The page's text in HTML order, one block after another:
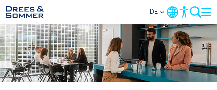
ÜBERSICHT
ÜBER UNS
DE